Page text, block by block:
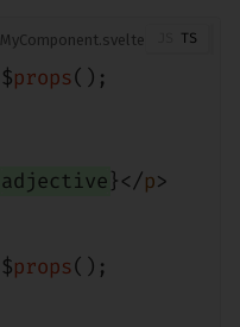
MyComponent
$props();
adjective}</p>
$props();